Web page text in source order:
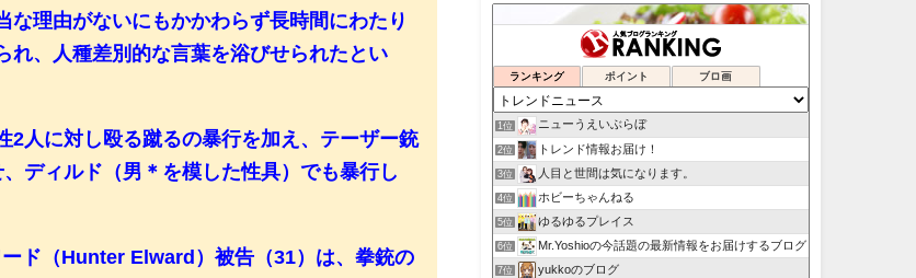
な理由がないにもかかわらず長時間にわたり
れ、人種差別的な言葉を浴びせられたとい
2人に対し殴る蹴るの暴行を加え、テーザー銃
ディルド（男＊を模した性具）でも暴行し
ド（Hunter Elward）被告（31）は、拳銃の
ランキング ポイント ブロ画
1位 ニューうえいぶらぼ
2位 トレンド情報お届け！
3位 人目と世間は気になります。
4位 ホビーちゃんねる
5位 ゆるゆるプレイス
6位 Mr.Yoshioの今話題の最新情報をお届けするブログ
7位 yukkoのブログ